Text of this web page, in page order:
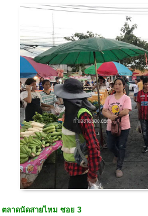
ตลาดนัดสายไหม ซอย 3